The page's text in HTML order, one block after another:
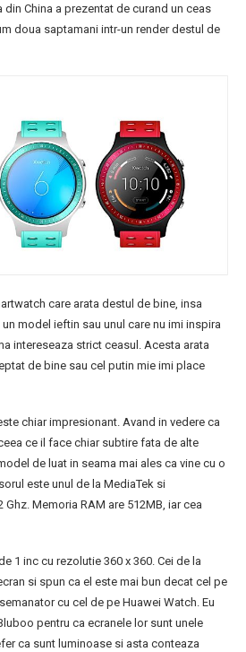
China a prezentat de curand un ceas
doua saptamani intr-un render destul de
care arata destul de bine, insa
model ieftin sau unul care nu imi inspira
intereseaza strict ceasul. Acesta arata
de bine sau cel putin mie imi place
chiar impresionant. Avand in vedere ca
ce il face chiar subtire fata de alte
de luat in seama mai ales ca vine cu o
este unul de la MediaTek si
Ghz. Memoria RAM are 512MB, iar cea
1 inc cu rezolutie 360 x 360. Cei de la
si spun ca el este mai bun decat cel pe
cu cel de pe Huawei Watch. Eu
pentru ca ecranele lor sunt unele
ca sunt luminoase si asta conteaza